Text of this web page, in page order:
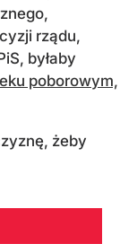
rządu,
byłaby
poborowym,
żeby